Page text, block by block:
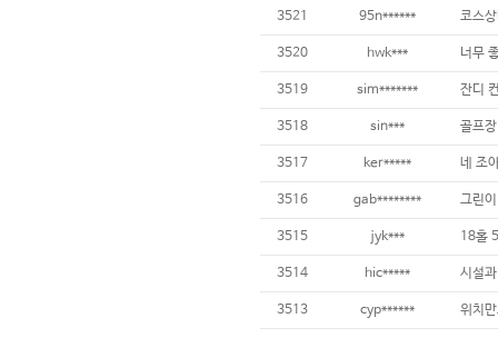
3521 95n******
3520 hwk***
3519 sim******* 잔디
3518 sin***
3517 ker***** 네 조
3516 gab******** 그린
3515 jyk***
3514 hic*****
3513 cyp******